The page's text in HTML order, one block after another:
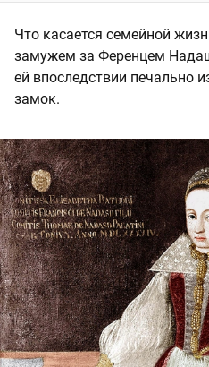
Что касается семейной
замужем за Ференцем
ей впоследствии печально
замок.